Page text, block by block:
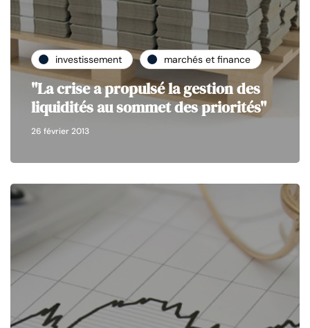
investissement marchés et finance
"La crise a propulsé la gestion des
liquidités au sommet des priorités"
26 février 2013